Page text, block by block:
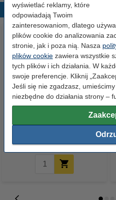
wyświetlać reklamy, które
odpowiadają Twoim
zainteresowaniom, dlatego
plików cookie do analizowania
stronie, jak i poza nią. Nasza
plików cookie zawiera wszystkie
tych plików i ich działania. W
swoje preferencje. Kliknij
Jeśli się nie zgadzasz,
niezbędne do działania strony –
Popularne
Długopisy atramentowe
niebieskie (10 sztuk), 123drukuj